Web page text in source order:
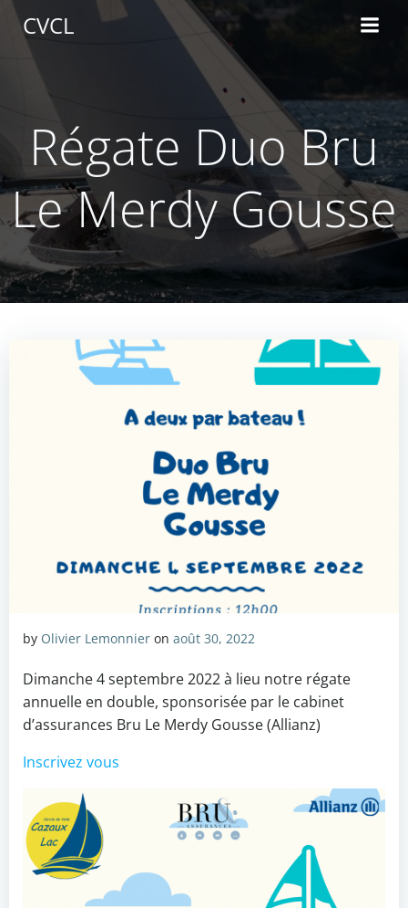
Aller
au
contenu
CVCL
Régate Duo Bru
Le Merdy Gousse
by Olivier Lemonnier on août 30, 2022
Dimanche 4 septembre 2022 à lieu notre régate
annuelle en double, sponsorisée par le cabinet
d’assurances Bru Le Merdy Gousse (Allianz)
Inscrivez vous